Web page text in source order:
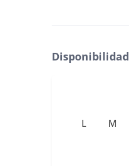
Disponibilidad
L M